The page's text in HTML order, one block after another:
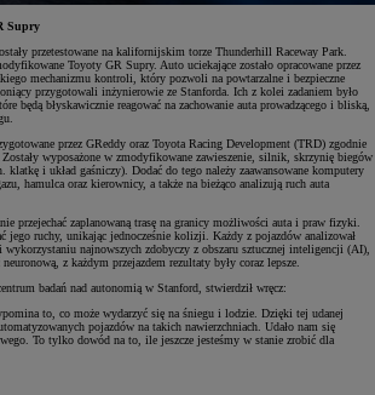
Supry
przetestowane na kalifornijskim torze Thunderhill Raceway Park.
Toyoty GR Supry. Auto uciekające zostało opracowane przez
mechanizmu kontroli, który pozwoli na powtarzalne i bezpieczne
przygotowali inżynierowie ze Stanforda. Ich z kolei zadaniem było
będą błyskawicznie reagować na zachowanie auta prowadzącego i bliską,
przez GReddy oraz Toyota Racing Development (TRD) zgodnie
wyposażone w zmodyfikowane zawieszenie, silnik, skrzynię biegów
klatkę i układ gaśniczy). Dodać do tego należy zaawansowane komputery
hamulca oraz kierownicy, a także na bieżąco analizują ruch auta
przejechać zaplanowaną trasę na granicy możliwości auta i praw fizyki.
jego ruchy, unikając jednocześnie kolizji. Każdy z pojazdów analizował
wykorzystaniu najnowszych zdobyczy z obszaru sztucznej inteligencji (AI),
z każdym przejazdem rezultaty były coraz lepsze.
badań nad autonomią w Stanford, stwierdził wręcz:
to, co może wydarzyć się na śniegu i lodzie. Dzięki tej udanej
pojazdów na takich nawierzchniach. Udało nam się
To tylko dowód na to, ile jeszcze jesteśmy w stanie zrobić dla